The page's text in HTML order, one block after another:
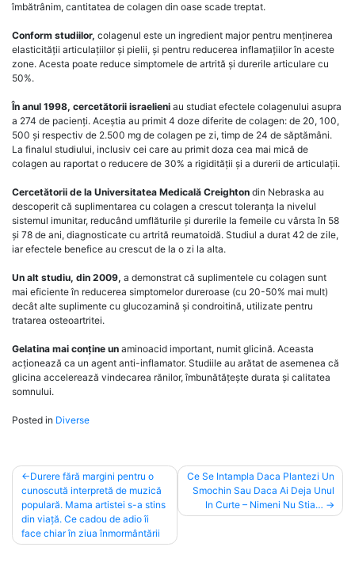
îmbătrânim, cantitatea de colagen din oase scade treptat.
Conform studiilor, colagenul este un ingredient major pentru menținerea
elasticității articulațiilor și pielii, și pentru reducerea inflamațiilor în aceste
zone. Acesta poate reduce simptomele de artrită și durerile articulare cu
50%.
În anul 1998, cercetătorii israelieni au studiat efectele colagenului asupra
a 274 de pacienți. Aceștia au primit 4 doze diferite de colagen: de 20, 100,
500 și respectiv de 2.500 mg de colagen pe zi, timp de 24 de săptămâni.
La finalul studiului, inclusiv cei care au primit doza cea mai mică de
colagen au raportat o reducere de 30% a rigidității și a durerii de articulații.
Cercetătorii de la Universitatea Medicală Creighton din Nebraska au
descoperit că suplimentarea cu colagen a crescut toleranța la nivelul
sistemul imunitar, reducând umflăturile și durerile la femeile cu vârsta în 58
și 78 de ani, diagnosticate cu artrită reumatoidă. Studiul a durat 42 de zile,
iar efectele benefice au crescut de la o zi la alta.
Un alt studiu, din 2009, a demonstrat că suplimentele cu colagen sunt
mai eficiente în reducerea simptomelor dureroase (cu 20-50% mai mult)
decât alte suplimente cu glucozamină și condroitină, utilizate pentru
tratarea osteoartritei.
Gelatina mai conține un aminoacid important, numit glicină. Aceasta
acționează ca un agent anti-inflamator. Studiile au arătat de asemenea că
glicina accelerează vindecarea rănilor, îmbunătățește durata și calitatea
somnului.
Posted in Diverse
Post
navigation
Durere fără margini pentru o
cunoscută interpretă de muzică
populară. Mama artistei s-a stins
din viață. Ce cadou de adio îi
face chiar în ziua înmormântării
Ce Se Intampla Daca Plantezi Un
Smochin Sau Daca Ai Deja Unul
In Curte – Nimeni Nu Stia…